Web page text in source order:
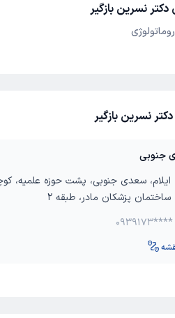
نسرین بازگیر
نسرین بازگیر
جنوبی
ایلام، سعدی جنوبی، پشت حوزه علمیه،
ساختمان پزشکان مادر، طبقه 2
0939173****